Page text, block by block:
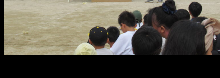
ン
コ
ン
テ